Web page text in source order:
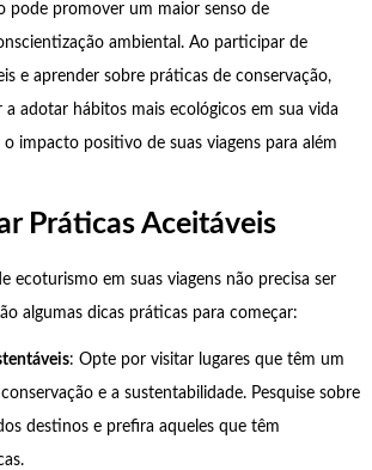
pode promover um maior senso de
ambiental. Ao participar de
e aprender sobre práticas de conservação,
a adotar hábitos mais ecológicos em sua vida
impacto positivo de suas viagens para além
Práticas Aceitáveis
ecoturismo em suas viagens não precisa ser
algumas dicas práticas para começar:
: Opte por visitar lugares que têm um
e a sustentabilidade. Pesquise sobre
destinos e prefira aqueles que têm